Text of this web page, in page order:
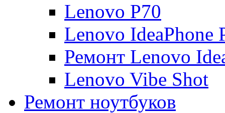
Lenovo P70
Lenovo IdeaPhone
Ремонт Lenovo
Lenovo Vibe Shot
Ремонт ноутбуков